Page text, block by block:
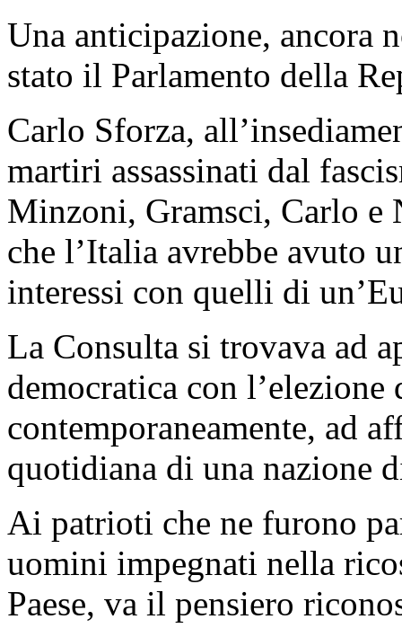
Una anticipazione, ancora
stato il Parlamento della
Carlo Sforza,
martiri assassinati dal
Minzoni, Gramsci, Carlo e
che l’Italia avrebbe avuto
interessi con quelli di
La Consulta si trovava ad
democratica con
contemporaneamente, ad
quotidiana di una nazione
Ai patrioti che ne furono
uomini impegnati nella
Paese, va il pensiero